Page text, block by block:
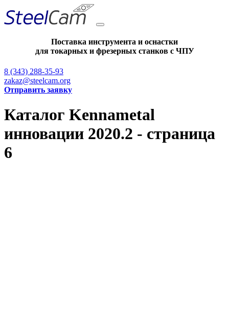
Поставка инструмента и оснастки
для токарных и фрезерных станков с ЧПУ
8 (343) 288-35-93
zakaz@steelcam.org
Отправить заявку
Каталог Kennametal
инновации 2020.2 - страница
6